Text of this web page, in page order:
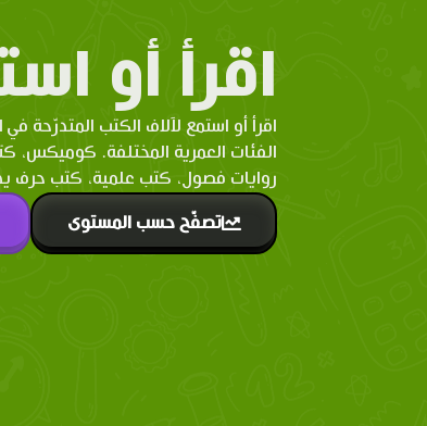
اقرأ أو
اقرأ أو استمع لآلاف الكتب المتدرّحة
الفئات العمرية المختلفة.
روايات فصول، كتب علمية، كتب حرف
تصفّح حسب المستوى